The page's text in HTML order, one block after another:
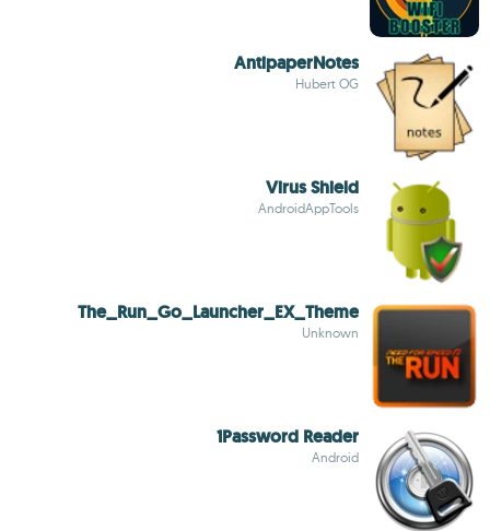
AntipaperNotes
Hubert OG
Virus Shield
AndroidAppTools
The_Run_Go_Launcher_EX_Theme
Unknown
1Password Reader
Android